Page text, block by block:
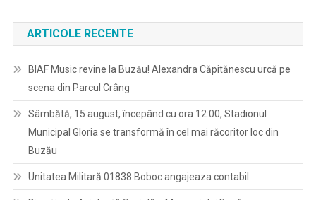
ARTICOLE RECENTE
BIAF Music revine la Buzău! Alexandra Căpitănescu urcă pe
scena din Parcul Crâng
Sâmbătă, 15 august, începând cu ora 12:00, Stadionul
Municipal Gloria se transformă în cel mai răcoritor loc din
Buzău
Unitatea Militară 01838 Boboc angajeaza contabil